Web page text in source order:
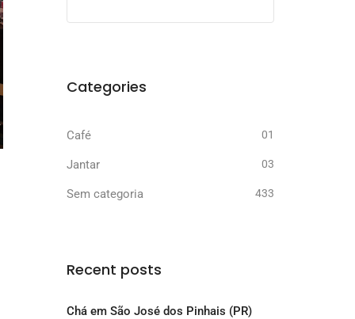
Categories
Café 01
Jantar 03
Sem categoria 433
Recent posts
Chá em São José dos Pinhais (PR)